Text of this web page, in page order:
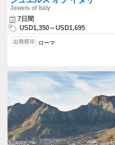
Jewels of Italy
7日間
USD1,350～USD1,695
ローマ